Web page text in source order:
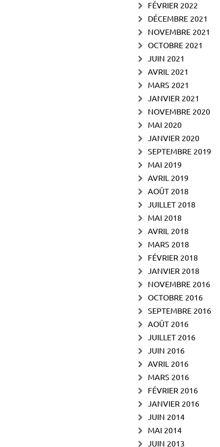
FÉVRIER 2022
DÉCEMBRE 2021
NOVEMBRE 2021
OCTOBRE 2021
JUIN 2021
AVRIL 2021
MARS 2021
JANVIER 2021
NOVEMBRE 2020
MAI 2020
JANVIER 2020
SEPTEMBRE 2019
MAI 2019
AVRIL 2019
AOÛT 2018
JUILLET 2018
MAI 2018
AVRIL 2018
MARS 2018
FÉVRIER 2018
JANVIER 2018
NOVEMBRE 2016
OCTOBRE 2016
SEPTEMBRE 2016
AOÛT 2016
JUILLET 2016
JUIN 2016
AVRIL 2016
MARS 2016
FÉVRIER 2016
JANVIER 2016
JUIN 2014
MAI 2014
JUIN 2013